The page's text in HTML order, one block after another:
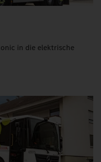
in die elektrische